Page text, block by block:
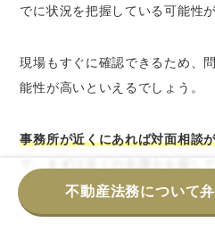
でに状況を把握している可能性
現場もすぐに確認できるため、
能性が高いといえるでしょう。
事務所が近くにあれば対面相談
す。
不動産法務について